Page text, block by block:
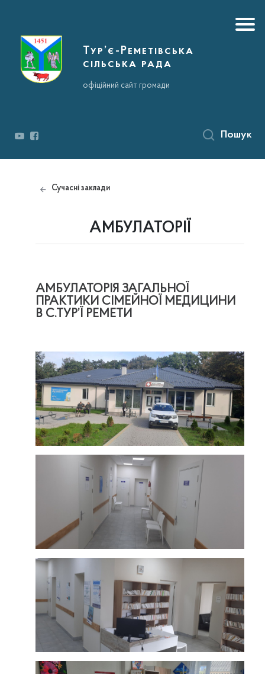
Тур’є-Реметівська
сільська рада
офіційний сайт громади
Пошук
Сучасні заклади
АМБУЛАТОРІЇ
АМБУЛАТОРІЯ ЗАГАЛЬНОЇ
ПРАКТИКИ СІМЕЙНОЇ МЕДИЦИНИ
В С.ТУР’Ї РЕМЕТИ